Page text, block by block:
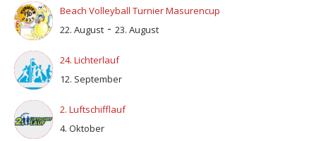
Beach Volleyball Turnier Masurencup
22. August - 23. August
24. Lichterlauf
12. September
2. Luftschifflauf
4. Oktober